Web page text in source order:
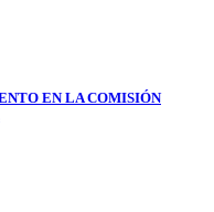
EN LA COMISIÓN